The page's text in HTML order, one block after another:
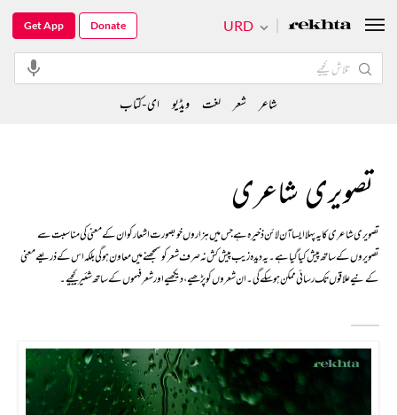
تصویری شاعری
تصویری شاعری کا یہ پہلا ایسا آن لائن ذخیرہ ہے جس میں ہزاروں خوبصورت اشعار کو ان کے معنی کی مناسبت سے
تصویروں کے ساتھ پیش کیا گیا ہے۔ یہ دیدہ زیب پیش کش نہ صرف شعر کو سمجھنے میں معاون ہوگی بلکہ اس کے ذریعے معنی
کے نیےعلاقوں تک رسائی ممکن ہو سکے گی۔ ان شعروں کو پڑھیے، دیکھیے اور شعر فہموں کے ساتھ شئیر کیجیے۔
URD
Get App Donate
شاعر شعر لغت ویڈیو ای-کتاب